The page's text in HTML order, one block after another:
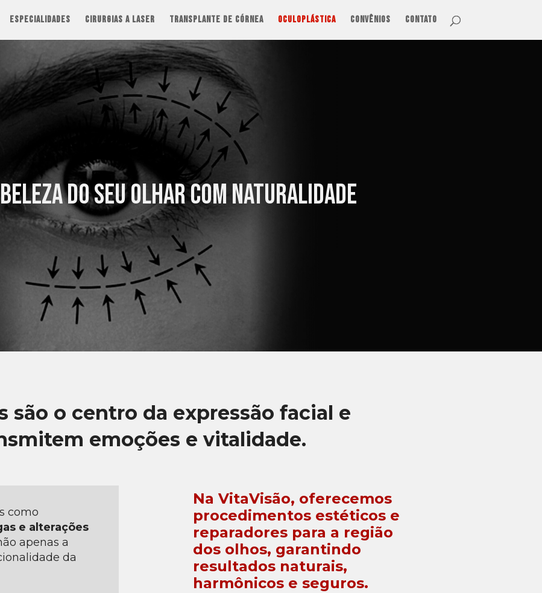
Especialidades Cirurgias a laser Transplante de córnea Oculoplástica Convênios Contato
do seu olhar com naturalidade
são o centro da expressão facial e
emoções e vitalidade.
como
e alterações
apenas a
da
Na VitaVisão, oferecemos
procedimentos estéticos e
reparadores para a região
dos olhos, garantindo
resultados naturais,
harmônicos e seguros.